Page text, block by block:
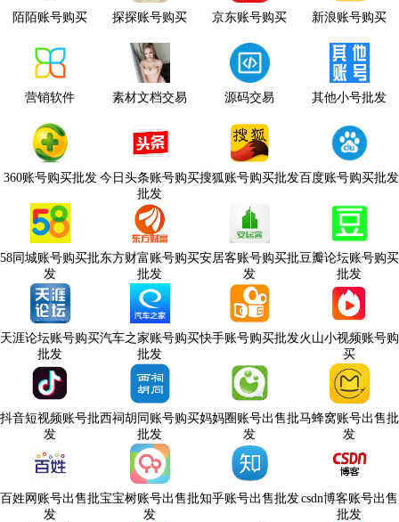
陌陌账号购买 探探账号购买 京东账号购买 新浪账号购买
营销软件 素材文档交易 源码交易 其他小号批发
360账号购买批发 今日头条账号购买
批发
搜狐账号购买批发百度账号购买批发
58同城账号购买批
发
东方财富账号购买
批发
安居客账号购买批
发
豆瓣论坛账号购买
批发
天涯论坛账号购买
批发
汽车之家账号购买
批发
快手账号购买批发火山小视频账号购
买
抖音短视频账号批
发
西祠胡同账号购买
批发
妈妈圈账号出售批
发
马蜂窝账号出售批
发
百姓网账号出售批
发
宝宝树账号出售批
发
知乎账号出售批发csdn博客账号出售
批发